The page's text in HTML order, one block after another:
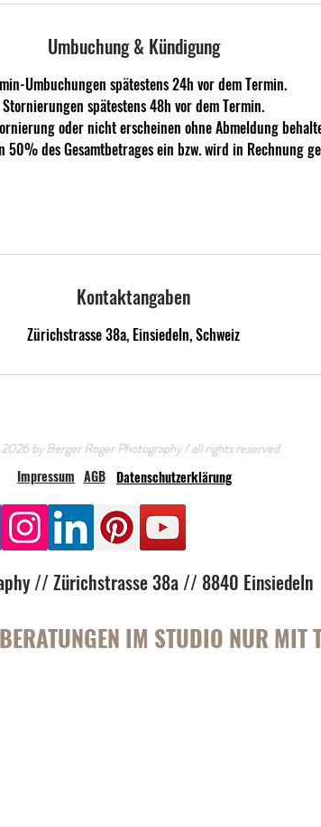
Umbuchung & Kündigung
Umbuchungen spätestens 24h vor dem Termin.
Stornierungen spätestens 48h vor dem Termin.
oder nicht erscheinen ohne Abmeldung
50% des Gesamtbetrages ein bzw. wird in Rechnung
Kontaktangaben
Zürichstrasse 38a, Einsiedeln, Schweiz
by Berger Roger Photography / all rights reserved
Impressum AGB Datenschutzerklärung
// Zürichstrasse 38a // 8840
IM STUDIO NUR MIT